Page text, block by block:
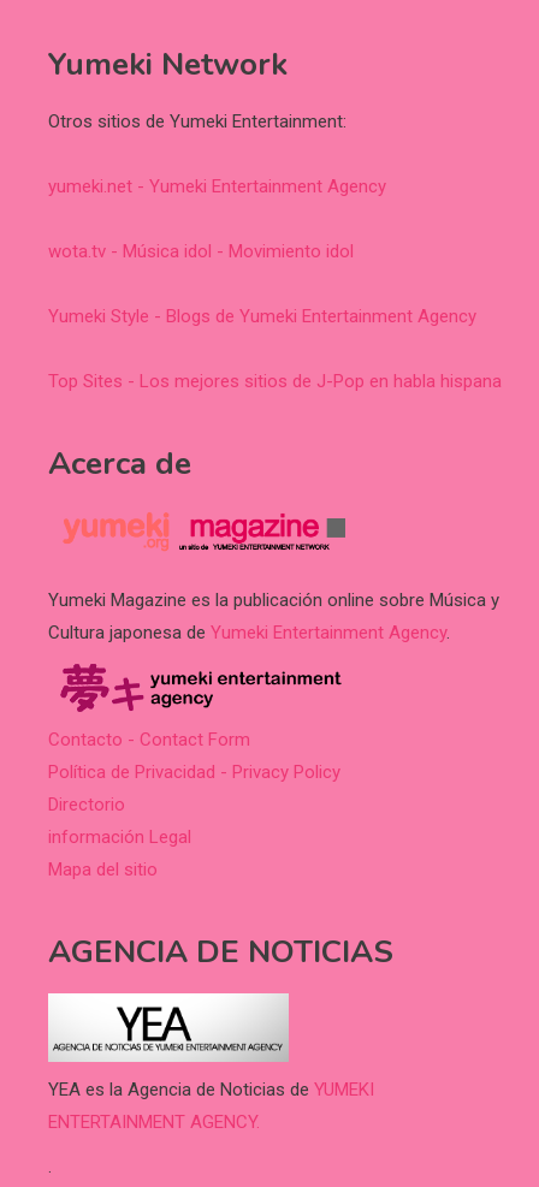
Yumeki Network
Otros sitios de Yumeki Entertainment:
yumeki.net - Yumeki Entertainment Agency
wota.tv - Música idol - Movimiento idol
Yumeki Style - Blogs de Yumeki Entertainment Agency
Top Sites - Los mejores sitios de J-Pop en habla hispana
Acerca de
Yumeki Magazine es la publicación online sobre Música y
Cultura japonesa de Yumeki Entertainment Agency.
Contacto - Contact Form
Política de Privacidad - Privacy Policy
Directorio
información Legal
Mapa del sitio
AGENCIA DE NOTICIAS
YEA es la Agencia de Noticias de YUMEKI
ENTERTAINMENT AGENCY.
.